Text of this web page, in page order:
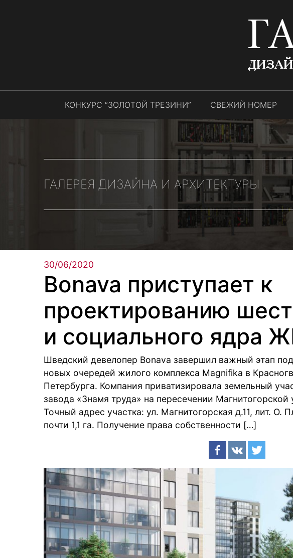
КОНКУРС “ЗОЛОТОЙ ТРЕЗИНИ” СВЕЖИЙ НОМЕР
ГАЛЕРЕЯ ДИЗАЙНА И АРХИТЕКТУРЫ
30/06/2020
Bonava приступает к
проектированию
и социального ядра
Шведский девелопер Bonava завершил важный этап
новых очередей жилого комплекса Magnifika в
Петербурга. Компания приватизировала земельный
завода «Знамя труда» на пересечении
Точный адрес участка: ул. Магнитогорская д.11, лит.
почти 1,1 га. Получение права собственности […]